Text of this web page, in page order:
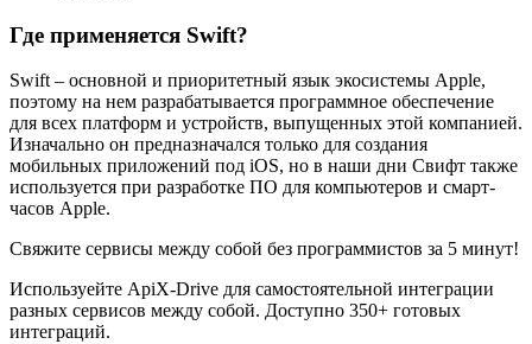
Где применяется Swift?
Swift – основной и приоритетный язык экосистемы Apple,
поэтому на нем разрабатывается программное обеспечение
для всех платформ и устройств, выпущенных этой компанией.
Изначально он предназначался только для создания
мобильных приложений под iOS, но в наши дни Свифт также
используется при разработке ПО для компьютеров и смарт-
часов Apple.
Свяжите сервисы между собой без программистов за 5 минут!
Используейте ApiX-Drive для самостоятельной интеграции
разных сервисов между собой. Доступно 350+ готовых
интеграций.